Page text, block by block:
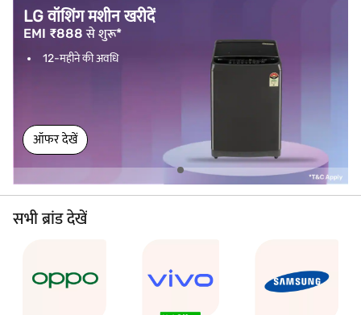
LG वॉशिंग मशीन खरीदें
EMI ₹888 से शुरू*
12-महीने की अवधि
ऑफर देखें
सभी ब्रांड देखें